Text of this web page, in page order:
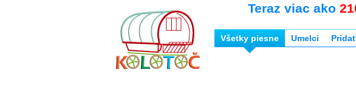
Teraz viac ako
Všetky piesne Umelci